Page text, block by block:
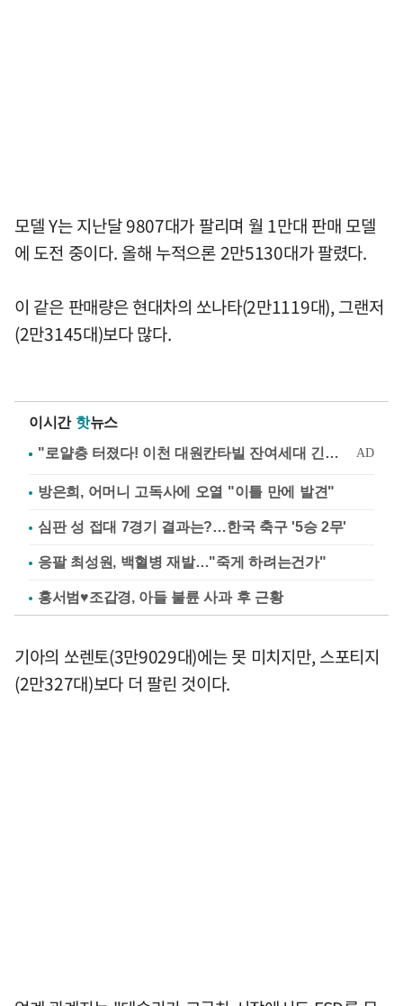
모델 Y는 지난달 9807대가 팔리며 월 1만대 판매 모델
에 도전 중이다. 올해 누적으론 2만5130대가 팔렸다.
이 같은 판매량은 현대차의 쏘나타(2만1119대), 그랜저
(2만3145대)보다 많다.
이시간 핫뉴스
방은희, 어머니 고독사에 오열 "이틀 만에 발견"
심판 성 접대 7경기 결과는?…한국 축구 '5승 2무'
응팔 최성원, 백혈병 재발…"죽게 하려는건가"
홍서범♥조갑경, 아들 불륜 사과 후 근황
기아의 쏘렌토(3만9029대)에는 못 미치지만, 스포티지
(2만327대)보다 더 팔린 것이다.